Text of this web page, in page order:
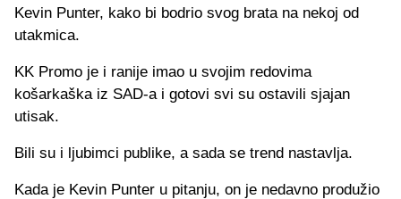
Kevin Punter, kako bi bodrio svog brata na nekoj od
utakmica.
KK Promo je i ranije imao u svojim redovima
košarkaška iz SAD-a i gotovi svi su ostavili sjajan
utisak.
Bili su i ljubimci publike, a sada se trend nastavlja.
Kada je Kevin Punter u pitanju, on je nedavno produžio